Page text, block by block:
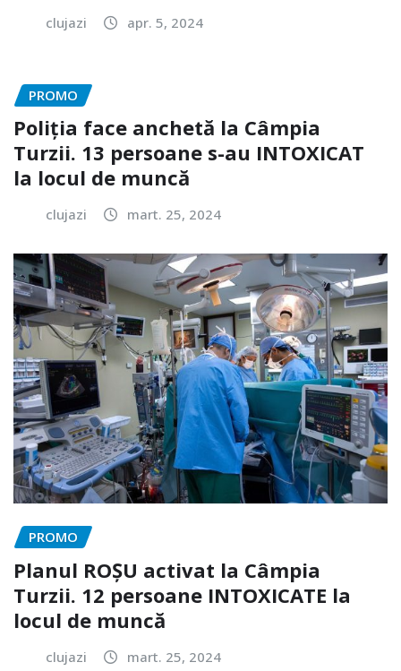
clujazi apr. 5, 2024
PROMO
Poliția face anchetă la Câmpia
Turzii. 13 persoane s-au INTOXICAT
la locul de muncă
clujazi mart. 25, 2024
PROMO
Planul ROȘU activat la Câmpia
Turzii. 12 persoane INTOXICATE la
locul de muncă
clujazi mart. 25, 2024